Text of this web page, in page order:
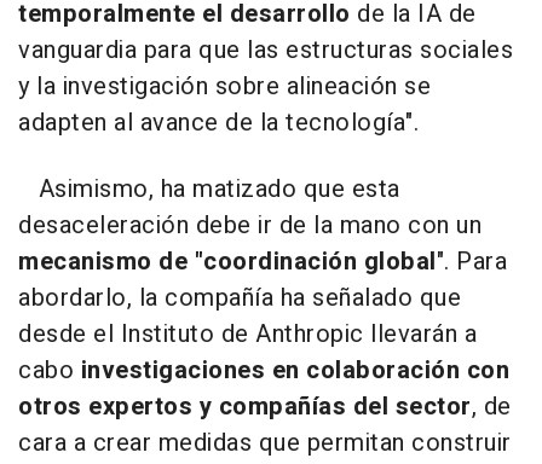
temporalmente el desarrollo de la IA de
vanguardia para que las estructuras sociales
y la investigación sobre alineación se
adapten al avance de la tecnología".
Asimismo, ha matizado que esta
desaceleración debe ir de la mano con un
mecanismo de "coordinación global". Para
abordarlo, la compañía ha señalado que
desde el Instituto de Anthropic llevarán a
cabo investigaciones en colaboración con
otros expertos y compañías del sector, de
cara a crear medidas que permitan construir